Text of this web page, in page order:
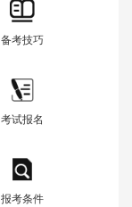
备考技巧
考试报名
报考条件